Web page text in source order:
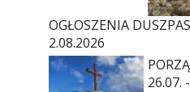
OGŁOSZENIA
2.08.2026
26.07.